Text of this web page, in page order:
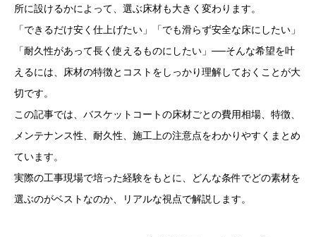
所に設けるかによって、選ぶ床材も大きく変わります。
「できるだけ安く仕上げたい」「でも滑らず安全な床にしたい」
「耐久性があって長く使えるものにしたい」──そんな希望を叶
えるには、床材の特徴とコストをしっかり理解しておくことが大
切です。
この記事では、バスケットコートの床材ごとの費用相場、特徴、
メンテナンス性、耐久性、施工上の注意点をわかりやすくまとめ
ています。
実際の工事現場で培った経験をもとに、どんな条件でどの素材を
選ぶのがベストなのか、リアルな視点で解説します。